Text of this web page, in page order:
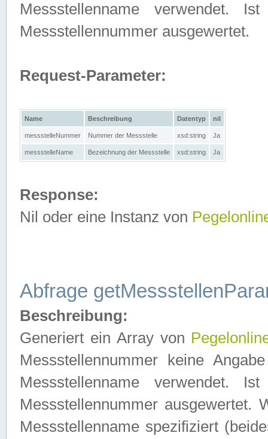
Messstellenname verwendet.
Messstellennummer ausgewertet.
Request-Parameter:
Name Beschreibung Datentyp nil
messstelleNummer Nummer der Messstelle xsd:string Ja
messstelleName Bezeichnung der Messstelle xsd:string Ja
Response:
Nil oder eine Instanz von
Abfrage
Beschreibung:
Generiert ein Array von
Messstellennummer keine
Messstellenname verwendet.
Messstellennummer ausgewertet.
Messstellenname spezifiziert